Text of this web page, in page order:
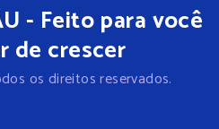
- Feito para você
de crescer
os direitos reservados.